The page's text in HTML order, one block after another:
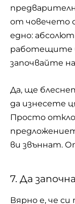
от човечето
едно:
работещите
започвайте
Да, ще
да изнесете
Просто
ви звъннат.
7. Да
Вярно е, че си